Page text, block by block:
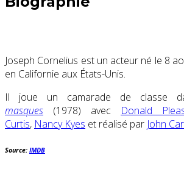
Joseph Cornelius est un acteur né le 8
en Californie aux États-Unis.
Il joue un camarade de classe
masques (1978) avec Donald
Curtis, Nancy Kyes et réalisé par John
Source: IMDB